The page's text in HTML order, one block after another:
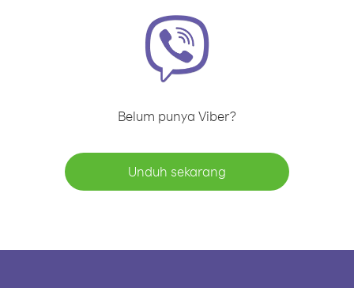
Belum punya Viber?
Unduh sekarang